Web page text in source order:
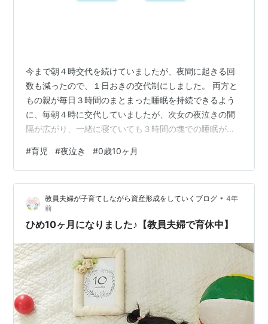
今まで朝４時交代を続けていましたが、夜間に起きる回
数も減ったので、１日おきの交代制にしました。 両方と
もの親が毎日３時間のまとまった睡眠を持続できるよう
に、毎朝４時に交代していましたが、次女の夜泣きの間
隔が広がり、一緒に寝ていても３時間の塊での睡眠が確
時５０分に抱っこで寝かせつけた後、次は０時半でし
た。 このときはミルクを６０ccほど飲んだ後、トントン
で就寝。 次は３時半。 こちらはお腹にバスタオルをかけ
直してあげて、トントンを１０分程続けると就寝。 そし
て朝７時起床。 だいぶ楽になったもんだ。 夜泣きの終わ
りは近いか！？ 下記のバナーをク…
#育児 #夜泣き #0歳10ヶ月
教員夫婦が子育てしながら資産形成をしていくブログ • 4年
前
ひめ10ヶ月になりました♪【教員夫婦で育休中】